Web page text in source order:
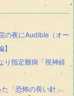
の夜にAudible（オー
り指定難病「視神経
「恐怖の長い針」